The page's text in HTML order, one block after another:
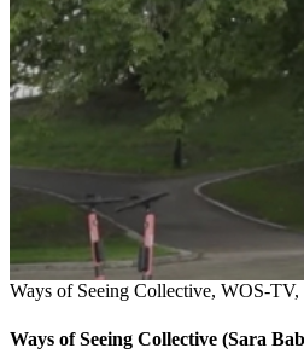
Ways of Seeing Collective, WOS-
Ways of Seeing Collective (Sara